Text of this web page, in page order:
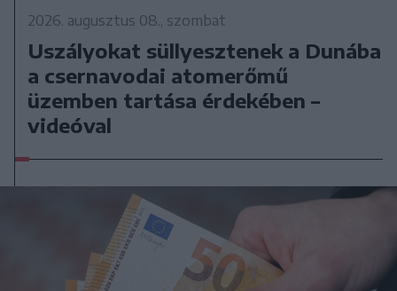
2026. augusztus 08., szombat
Uszályokat süllyesztenek a Dunába
a csernavodai atomerőmű
üzemben tartása érdekében –
videóval